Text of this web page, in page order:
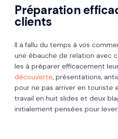
Préparation
clients
Il a fallu du temps à vos
une ébauche de relation avec
les à préparer efficacement
découverte, présentations,
pour ne pas arriver en touriste
travail en huit slides et deux
initialement pensées pour lever